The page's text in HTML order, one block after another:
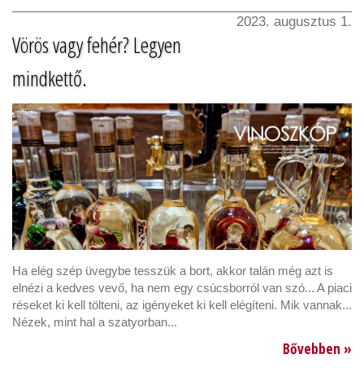
2023. augusztus 1.
Vörös vagy fehér? Legyen
mindkettő.
Ha elég szép üvegybe tesszük a bort, akkor talán még azt is
elnézi a kedves vevő, ha nem egy csúcsborról van szó... A piaci
réseket ki kell tölteni, az igényeket ki kell elégíteni. Mik vannak...
Nézek, mint hal a szatyorban...
Bővebben »